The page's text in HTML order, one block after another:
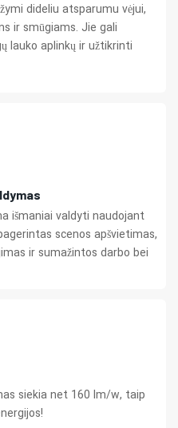
dideliu atsparumu vėjui,
ir smūgiams. Jie gali
lauko aplinkų ir užtikrinti
išmaniai valdyti naudojant
scenos apšvietimas,
ir sumažintos darbo bei
siekia net 160 lm/w, taip